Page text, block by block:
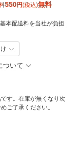
550円(税込)無料
本配送料を当社が負担
ついて
す。在庫が無くなり次
ご了承ください。